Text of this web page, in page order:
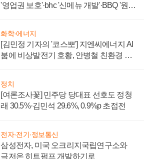
'영업권 보호'·bhc '신메뉴 개발'·BBQ '원가
화학·에너지
[김민정 기자의 '코스뽀'] 지엔씨에너지 AI
붐에 비상발전기 호황, 안병철 친환경 에
정치
[여론조사꽃] 민주당 당대표 선호도 정청
래 30.5%·김민석 29.6%, 0.9%p 초접전
전자·전기·정보통신
삼성전자, 미국 오크리지국립연구소와
극저온 히트펌프 개발하기로